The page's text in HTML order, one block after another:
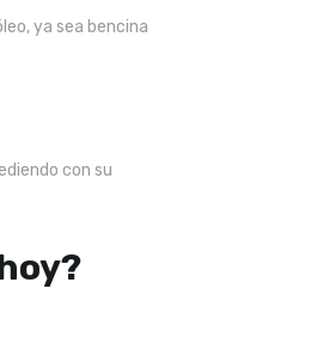
ya sea bencina
con su